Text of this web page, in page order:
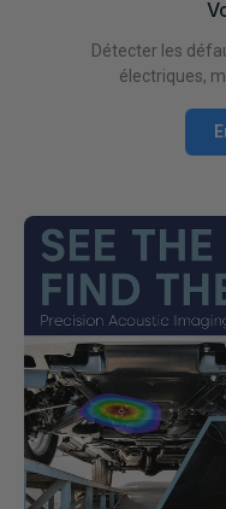
Détecter les
électriques,